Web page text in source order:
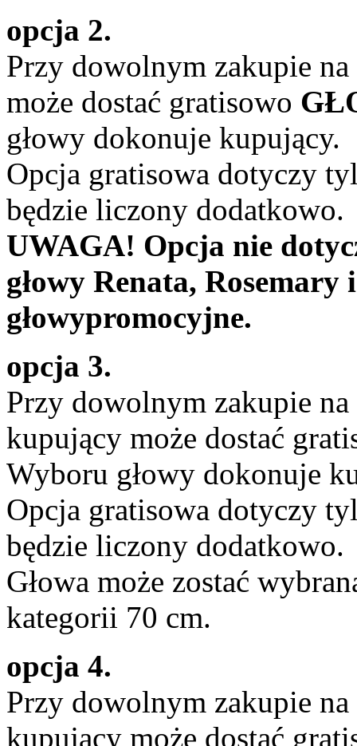
opcja 2.
Przy dowolnym zakupie
może dostać gratisowo
głowy dokonuje kupujący.
Opcja gratisowa dotyczy
będzie liczony dodatkowo.
UWAGA! Opcja nie
głowy Renata,
głowypromocyjne.
opcja 3.
Przy dowolnym zakupie
kupujący może dostać
Wyboru głowy dokonuje
Opcja gratisowa dotyczy
będzie liczony dodatkowo.
Głowa może zostać
kategorii 70 cm.
opcja 4.
Przy dowolnym zakupie
kupujący może dostać